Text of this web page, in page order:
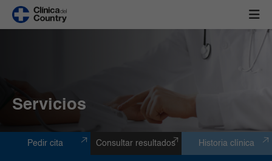
Servicios
Pedir cita Consultar resultados Historia clínica